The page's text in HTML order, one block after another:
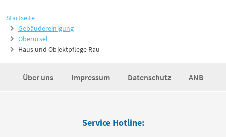
Startseite
Gebäudereinigung
Oberursel
Haus und Objektpflege Rau
Über uns Impressum Datenschutz ANB
Service Hotline: